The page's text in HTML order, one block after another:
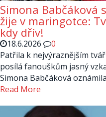
Simona Babčáková
žije v maringotce:
kdy dřív!
18.6.2026
0
Patřila k nejvýraznějším
posílá fanouškům jasný
Simona Babčáková
Read More